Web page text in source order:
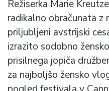
Režiserka Marie
radikalno obračunata
priljubljeni avstrijski
izrazito sodobno
prisilnega jopiča
za najboljšo žensko